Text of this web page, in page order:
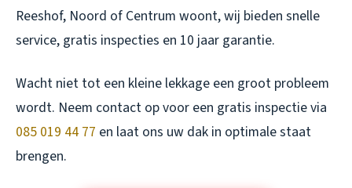
Reeshof, Noord of Centrum woont, wij bieden snelle
service, gratis inspecties en 10 jaar garantie.
Wacht niet tot een kleine lekkage een groot probleem
wordt. Neem contact op voor een gratis inspectie via
085 019 44 77 en laat ons uw dak in optimale staat
brengen.